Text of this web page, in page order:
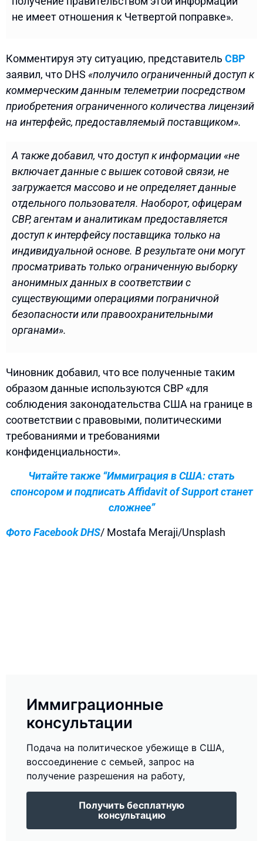
не имеет отношения к Четвертой поправке».
Комментируя эту ситуацию, представитель CBP
заявил, что DHS «получило ограниченный доступ к
коммерческим данным телеметрии посредством
приобретения ограниченного количества лицензий
на интерфейс, предоставляемый поставщиком».
А также добавил, что доступ к информации «не
включает данные с вышек сотовой связи, не
загружается массово и не определяет данные
отдельного пользователя. Наоборот, офицерам
CBP, агентам и аналитикам предоставляется
доступ к интерфейсу поставщика только на
индивидуальной основе. В результате они могут
просматривать только ограниченную выборку
анонимных данных в соответствии с
существующими операциями пограничной
безопасности или правоохранительными
органами».
Чиновник добавил, что все полученные таким
образом данные используются CBP «для
соблюдения законодательства США на границе в
соответствии с правовыми, политическими
требованиями и требованиями
конфиденциальности».
Читайте также “Иммиграция в США: стать
спонсором и подписать Affidavit of Support станет
сложнее”
Фото Facebook DHS/ Mostafa Meraji/Unsplash
Иммиграционные
консультации
Подача на политическое убежище в США,
воссоединение с семьей, запрос на
получение разрешения на работу,
Получить бесплатную
консультацию